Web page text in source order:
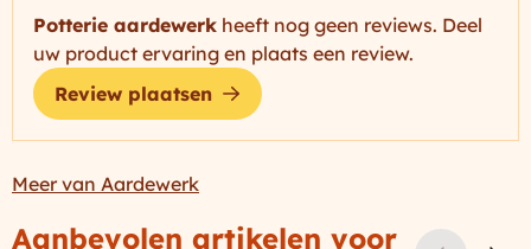
Potterie aardewerk heeft nog geen reviews. Deel
uw product ervaring en plaats een review.
Review plaatsen
Meer van Aardewerk
Aanbevolen artikelen voor